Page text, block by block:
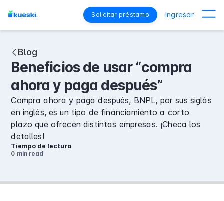
Solicitar préstamo Ingresar
Blog
Beneficios de usar “compra
ahora y paga después”
Compra ahora y paga después, BNPL, por sus siglás
en inglés, es un tipo de financiamiento a corto
plazo que ofrecen distintas empresas. ¡Checa los
detalles!
Tiempo de lectura
0 minread